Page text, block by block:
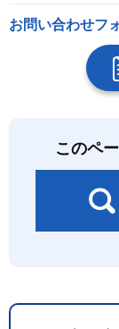
お問い合わせフ
このペ